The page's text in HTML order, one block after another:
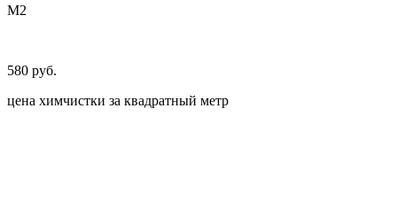
М2
580 руб.
цена химчистки за квадратный метр